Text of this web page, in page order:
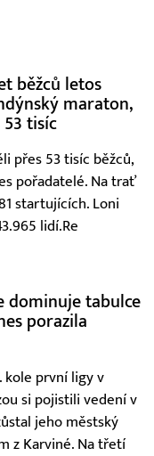
běžců letos
maraton,
tisíc
přes 53 tisíc běžců,
pořadatelé. Na trať
startujících. Loni
lidí.Re
dominuje tabulce
porazila
kole první ligy v
si pojistili vedení v
jeho městský
z Karviné. Na třetí